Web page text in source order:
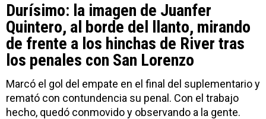
Durísimo: la imagen de Juanfer
Quintero, al borde del llanto, mirando
de frente a los hinchas de River tras
los penales con San Lorenzo
Marcó el gol del empate en el final del suplementario y
remató con contundencia su penal. Con el trabajo
hecho, quedó conmovido y observando a la gente.